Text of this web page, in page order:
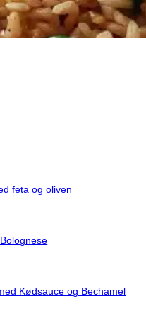
feta og oliven
Kødsauce og Bechamel